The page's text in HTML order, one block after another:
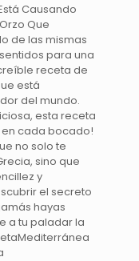
Causando
Que
de las mismas
para una
receta de
está
del mundo.
esta receta
cada bocado!
no solo te
sino que
y
el secreto
hayas
a tu paladar la